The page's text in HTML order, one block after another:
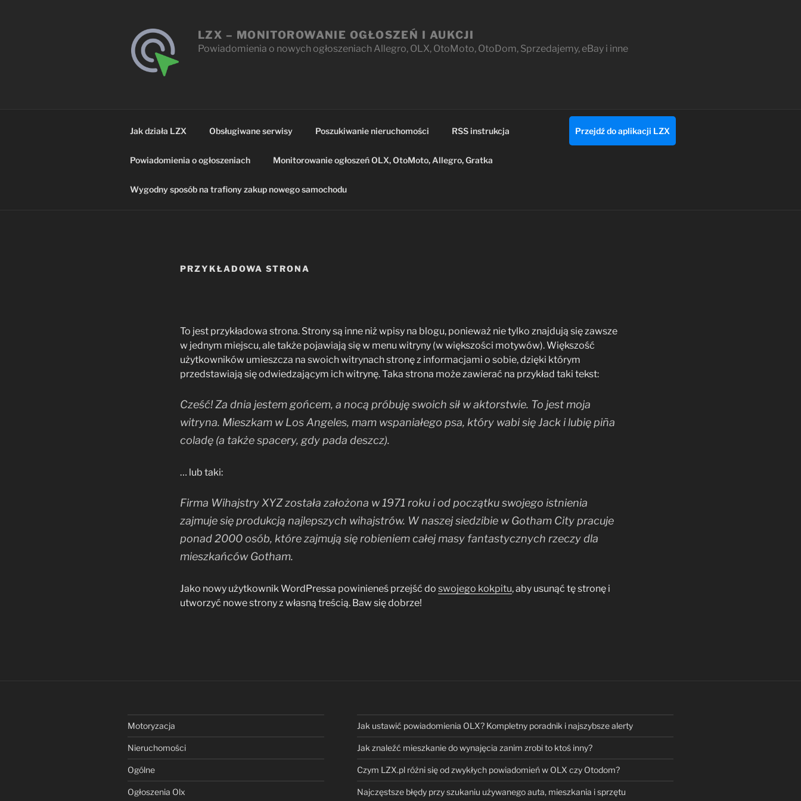
LZX – MONITOROWANIE OGŁOSZEŃ I AUKCJI
Powiadomienia o nowych ogłoszeniach Allegro, OLX, OtoMoto, OtoDom, Sprzedajemy, eBay i inne
Jak działa LZX Obsługiwane serwisy Poszukiwanie nieruchomości Przejdź do aplikacji LZX
RSS instrukcja
Powiadomienia o ogłoszeniach Monitorowanie ogłoszeń OLX, OtoMoto, Allegro, Gratka
Wygodny sposób na trafiony zakup nowego samochodu
PRZYKŁADOWA STRONA
To jest przykładowa strona. Strony są inne niż wpisy na blogu, ponieważ nie tylko znajdują się zawsze
w jednym miejscu, ale także pojawiają się w menu witryny (w większości motywów). Większość
użytkowników umieszcza na swoich witrynach stronę z informacjami o sobie, dzięki którym
przedstawiają się odwiedzającym ich witrynę. Taka strona może zawierać na przykład taki tekst:
Cześć! Za dnia jestem gońcem, a nocą próbuję swoich sił w aktorstwie. To jest moja
witryna. Mieszkam w Los Angeles, mam wspaniałego psa, który wabi się Jack i lubię piña
coladę (a także spacery, gdy pada deszcz).
… lub taki:
Firma Wihajstry XYZ została założona w 1971 roku i od początku swojego istnienia
zajmuje się produkcją najlepszych wihajstrów. W naszej siedzibie w Gotham City pracuje
ponad 2000 osób, które zajmują się robieniem całej masy fantastycznych rzeczy dla
mieszkańców Gotham.
Jako nowy użytkownik WordPressa powinieneś przejść do swojego kokpitu, aby usunąć tę stronę i
utworzyć nowe strony z własną treścią. Baw się dobrze!
Motoryzacja
Nieruchomości
Ogólne
Ogłoszenia Olx
Jak ustawić powiadomienia OLX? Kompletny poradnik i najszybsze alerty
Jak znaleźć mieszkanie do wynajęcia zanim zrobi to ktoś inny?
Czym LZX.pl różni się od zwykłych powiadomień w OLX czy Otodom?
Najczęstsze błędy przy szukaniu używanego auta, mieszkania i sprzętu